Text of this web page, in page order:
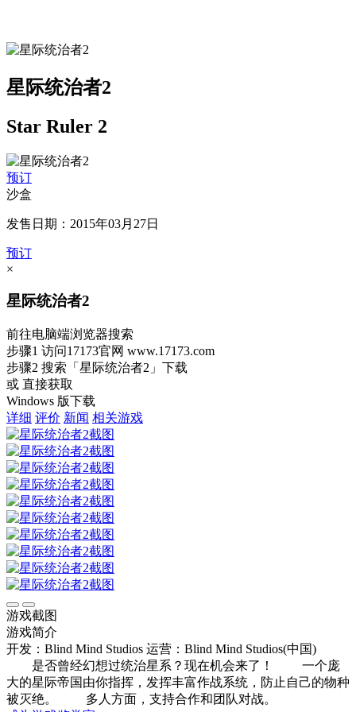
星际统治者2
Star Ruler 2
预订
沙盒
发售日期：2015年03月27日
预订
×
星际统治者2
前往电脑端浏览器搜索
步骤1 访问17173官网 www.17173.com
步骤2 搜索 「星际统治者2」 下载
或 直接获取
Windows 版下载
详细 评价 新闻 相关游戏
游戏截图
游戏简介
开发：Blind Mind Studios 运营：Blind Mind Studios(中国)
是否曾经幻想过统治星系？现在机会来了！ 一个庞
大的星际帝国由你指挥，发挥丰富作战系统，防止自己的物种
被灭绝。 多人方面，支持合作和团队对战。